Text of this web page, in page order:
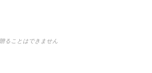
ることはできません